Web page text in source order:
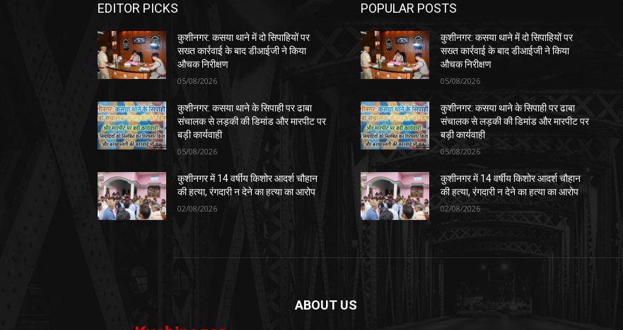
EDITOR PICKS
कुशीनगर: कसया थाने में दो सिपाहियों पर
सख्त कार्रवाई के बाद डीआईजी ने किया
औचक निरीक्षण
05/08/2026
कुशीनगर: कसया थाने के सिपाही पर ढाबा
संचालक से लड़की की डिमांड और मारपीट पर
बड़ी कार्यवाही
05/08/2026
कुशीनगर में 14 वर्षीय किशोर आदर्श चौहान
की हत्या, रंगदारी न देने का हत्या का आरोप
02/08/2026
POPULAR POSTS
कुशीनगर: कसया थाने में दो सिपाहियों पर
सख्त कार्रवाई के बाद डीआईजी ने किया
औचक निरीक्षण
05/08/2026
कुशीनगर: कसया थाने के सिपाही पर ढाबा
संचालक से लड़की की डिमांड और मारपीट पर
बड़ी कार्यवाही
05/08/2026
कुशीनगर में 14 वर्षीय किशोर आदर्श चौहान
की हत्या, रंगदारी न देने का हत्या का आरोप
02/08/2026
ABOUT US